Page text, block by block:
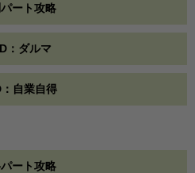
ート攻略
：ダルマ
：自業自得
ート攻略